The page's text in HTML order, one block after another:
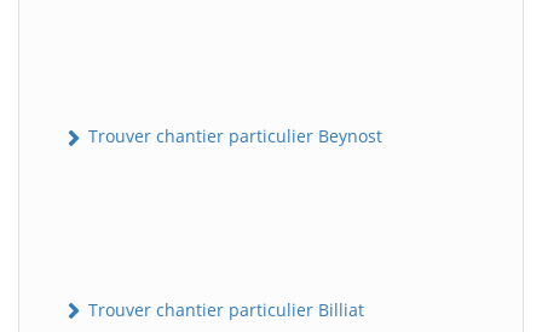
Trouver chantier particulier Beynost
Trouver chantier particulier Billiat